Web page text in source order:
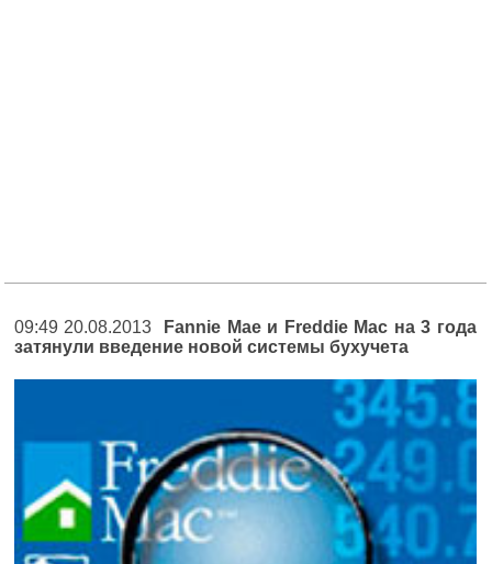
09:49 20.08.2013
Fannie Mae и Freddie Mac на 3 года
затянули введение новой системы бухучета